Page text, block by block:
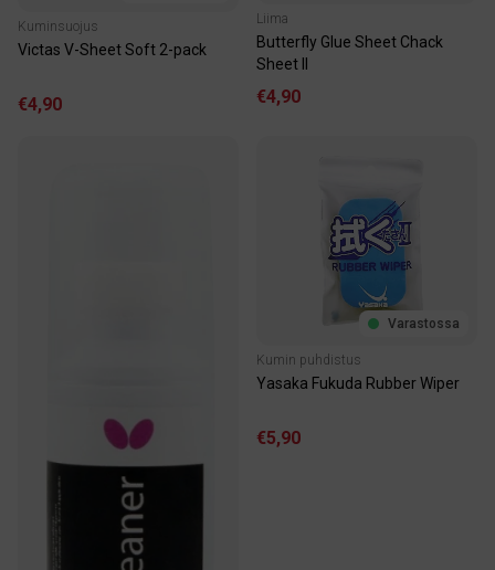
Kuminsuojus
Victas V-Sheet Soft 2-pack
€4,90
Liima
Butterfly Glue Sheet Chack
Sheet II
€4,90
Varastossa
Kumin puhdistus
Yasaka Fukuda Rubber Wiper
€5,90